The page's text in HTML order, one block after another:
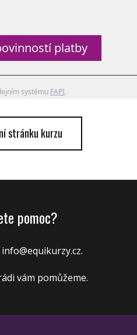
platby
systému FAPI.
stránku kurzu
pomoc?
equikurzy.cz.
vám pomůžeme.